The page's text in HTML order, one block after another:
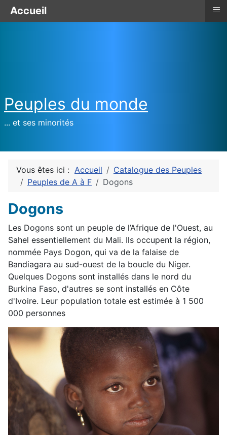
Peuples du monde
... et ses minorités
Vous êtes ici : Accueil
Catalogue des Peuples
Peuples de A à F
Dogons
Dogons
Les Dogons sont un peuple de l’Afrique de l'Ouest, au
Sahel essentiellement du Mali. Ils occupent la région,
nommée Pays Dogon, qui va de la falaise de
Bandiagara au sud-ouest de la boucle du Niger.
Quelques Dogons sont installés dans le nord du
Burkina Faso, d'autres se sont installés en Côte
d'Ivoire. Leur population totale est estimée à 1 500
000 personnes
Accueil ≡